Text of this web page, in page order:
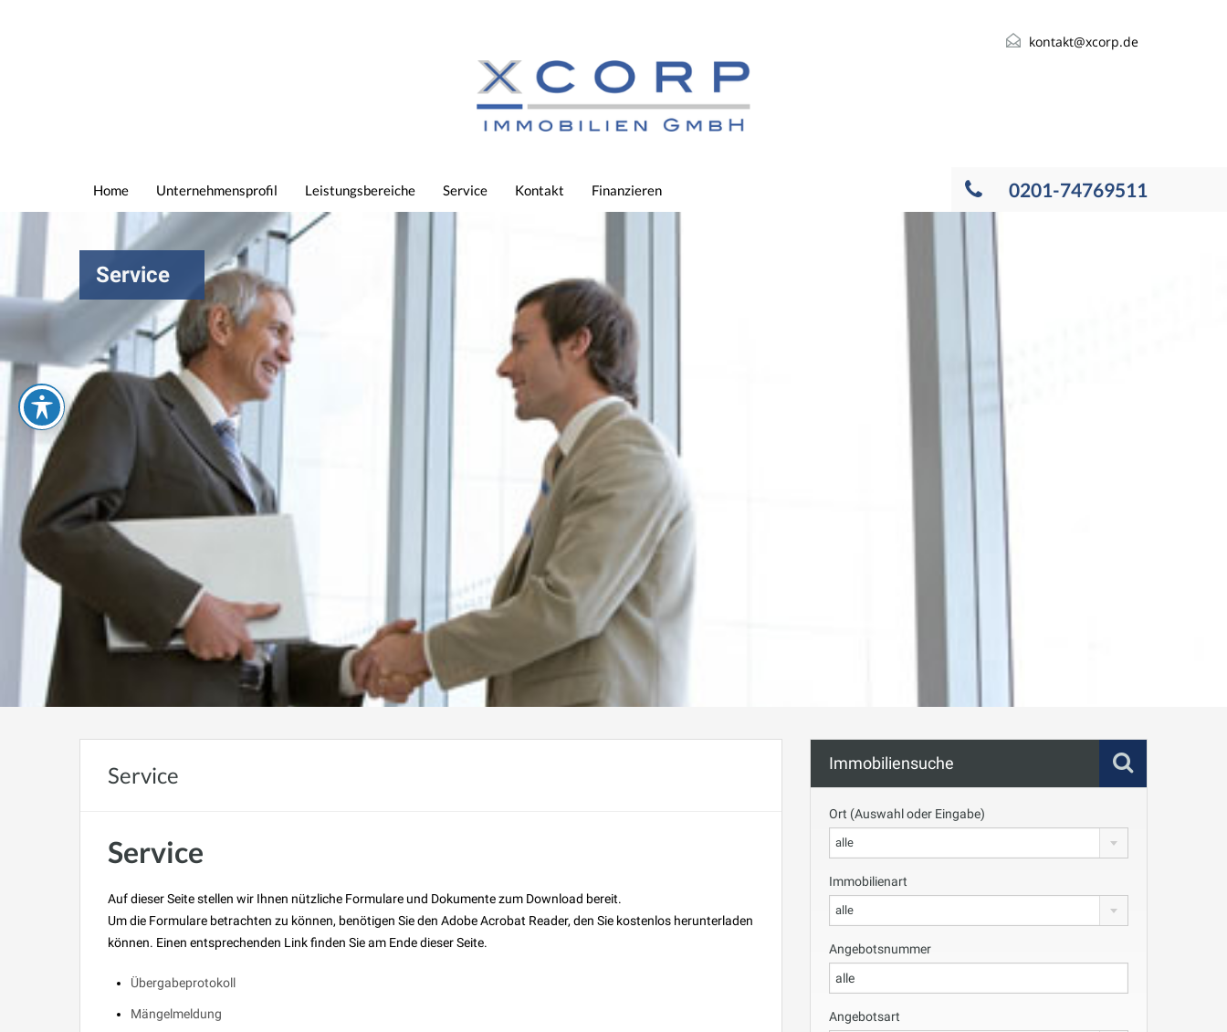
kontakt@xcorp.de
Home Unternehmensprofil Leistungsbereiche Service Kontakt Finanzieren 0201-74769511
Service
Service
Service
Auf dieser Seite stellen wir Ihnen nützliche Formulare und Dokumente zum Download bereit.
Um die Formulare betrachten zu können, benötigen Sie den Adobe Acrobat Reader, den Sie kostenlos herunterladen
können. Einen entsprechenden Link finden Sie am Ende dieser Seite.
Übergabeprotokoll
Mängelmeldung
Immobiliensuche
Ort (Auswahl oder Eingabe)
alle
Immobilienart
alle
Angebotsnummer
Angebotsart